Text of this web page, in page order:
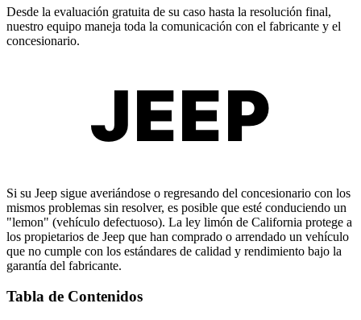
Desde la evaluación gratuita de su caso hasta la resolución final,
nuestro equipo maneja toda la comunicación con el fabricante y el
concesionario.
JEEP
Si su Jeep sigue averiándose o regresando del concesionario con los
mismos problemas sin resolver, es posible que esté conduciendo un
"lemon" (vehículo defectuoso). La ley limón de California protege a
los propietarios de Jeep que han comprado o arrendado un vehículo
que no cumple con los estándares de calidad y rendimiento bajo la
garantía del fabricante.
Tabla de Contenidos